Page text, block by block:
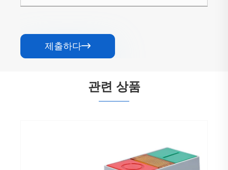
제출하다
관련 상품
XB2-EA 순간 재설정 푸시 버튼 스위치